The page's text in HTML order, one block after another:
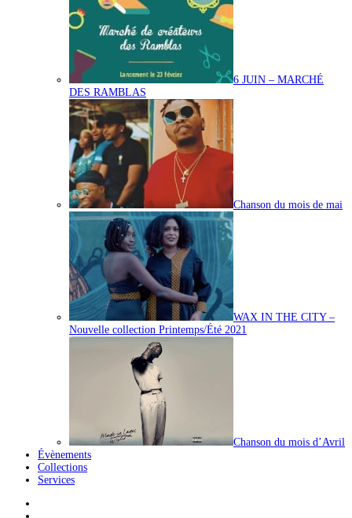
6 JUIN – MARCHÉ
DES RAMBLAS
Chanson du mois de mai
WAX IN THE CITY –
Nouvelle collection Printemps/Été 2021
Chanson du mois d’Avril
Évènements
Collections
Services